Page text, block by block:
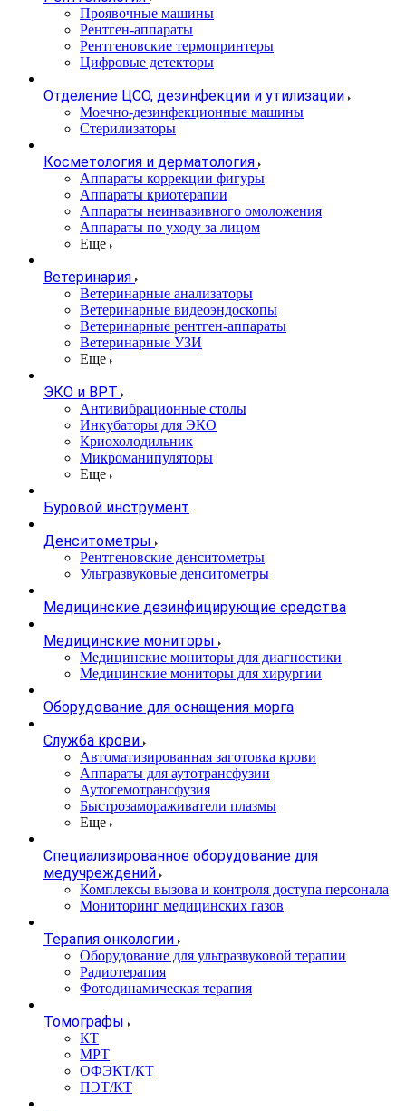
Проявочные машины
Рентген-аппараты
Рентгеновские термопринтеры
Цифровые детекторы
Отделение ЦСО, дезинфекции и утилизации
Моечно-дезинфекционные машины
Стерилизаторы
Косметология и дерматология
Аппараты коррекции фигуры
Аппараты криотерапии
Аппараты неинвазивного омоложения
Аппараты по уходу за лицом
Еще
Ветеринария
Ветеринарные анализаторы
Ветеринарные видеоэндоскопы
Ветеринарные рентген-аппараты
Ветеринарные УЗИ
Еще
ЭКО и ВРТ
Антивибрационные столы
Инкубаторы для ЭКО
Криохолодильник
Микроманипуляторы
Еще
Буровой инструмент
Денситометры
Рентгеновские денситометры
Ультразвуковые денситометры
Медицинские дезинфицирующие средства
Медицинские мониторы
Медицинские мониторы для диагностики
Медицинские мониторы для хирургии
Оборудование для оснащения морга
Служба крови
Автоматизированная заготовка крови
Аппараты для аутотрансфузии
Аутогемотрансфузия
Быстрозамораживатели плазмы
Еще
Специализированное оборудование для
медучреждений
Комплексы вызова и контроля доступа персонала
Мониторинг медицинских газов
Терапия онкологии
Оборудование для ультразвуковой терапии
Радиотерапия
Фотодинамическая терапия
Томографы
КТ
МРТ
ОФЭКТ/КТ
ПЭТ/КТ